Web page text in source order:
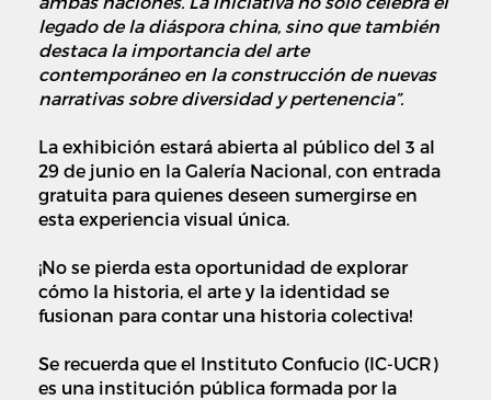
legado de la diáspora china, sino que también
destaca la importancia del arte
contemporáneo en la construcción de nuevas
narrativas sobre diversidad y pertenencia”.
La exhibición estará abierta al público del 3 al
29 de junio en la Galería Nacional, con entrada
gratuita para quienes deseen sumergirse en
esta experiencia visual única.
¡No se pierda esta oportunidad de explorar
cómo la historia, el arte y la identidad se
fusionan para contar una historia colectiva!
Se recuerda que el Instituto Confucio (IC-UCR)
es una institución pública formada por la